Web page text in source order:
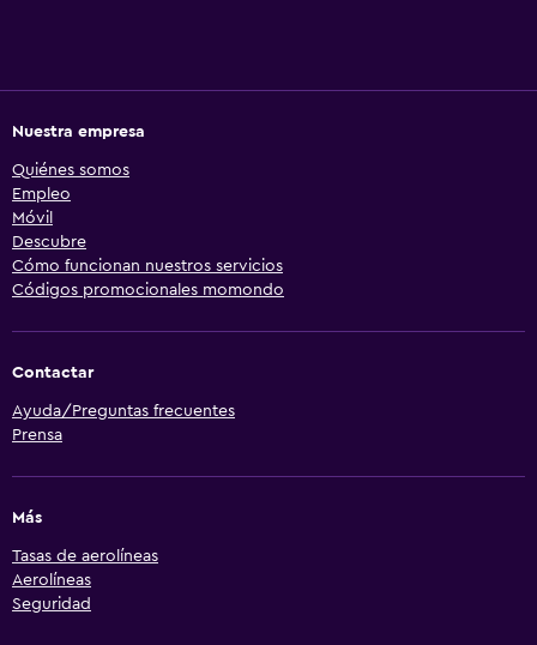
Nuestra empresa
Quiénes somos
Empleo
Móvil
Descubre
Cómo funcionan nuestros servicios
Códigos promocionales momondo
Contactar
Ayuda/Preguntas frecuentes
Prensa
Más
Tasas de aerolíneas
Aerolíneas
Seguridad